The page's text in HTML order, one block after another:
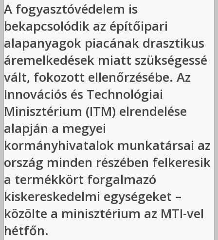
A fogyasztóvédelem is
bekapcsolódik az építőipari
alapanyagok piacának drasztikus
áremelkedések miatt szükségessé
vált, fokozott ellenőrzésébe. Az
Innovációs és Technológiai
Minisztérium (ITM) elrendelése
alapján a megyei
kormányhivatalok munkatársai az
ország minden részében felkeresik
a termékkört forgalmazó
kiskereskedelmi egységeket –
közölte a minisztérium az MTI-vel
hétfőn.